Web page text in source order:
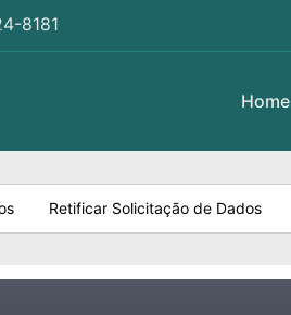
8181
Home
Retificar Solicitação de Dados